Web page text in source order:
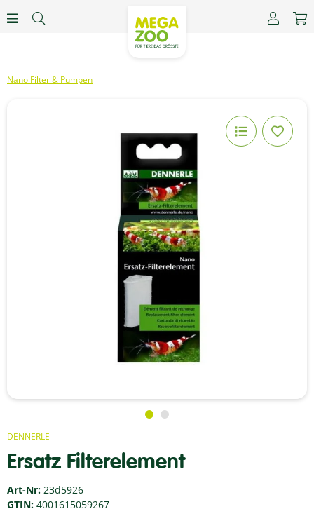
Nano Filter & Pumpen
DENNERLE
Ersatz Filterelement
Art-Nr: 23d5926
GTIN: 4001615059267